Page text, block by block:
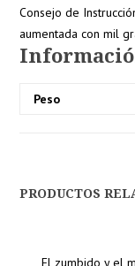
Consejo de
aumentada con mil
Peso
PRODUCTOS
El zumbido y el